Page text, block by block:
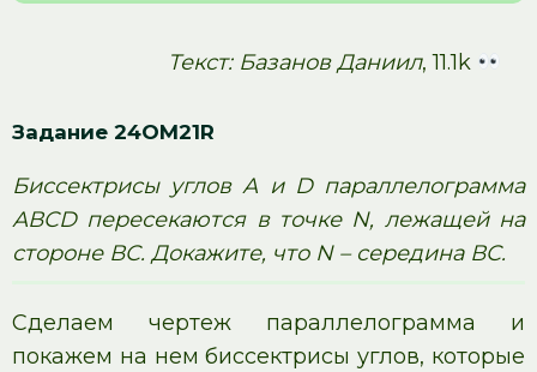
Текст: Базанов Даниил, 11.1k
Задание 24OM21R
Биссектрисы углов А и D параллелограмма
АВСD пересекаются в точке N, лежащей на
стороне ВС. Докажите, что N – середина ВС.
Сделаем чертеж параллелограмма и
покажем на нем биссектрисы углов, которые